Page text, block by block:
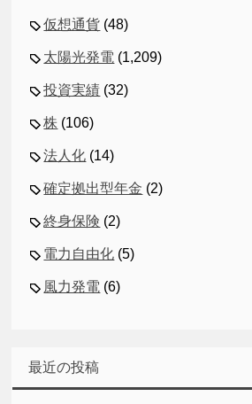
仮想通貨 (48)
太陽光発電 (1,209)
投資実績 (32)
株 (106)
法人化 (14)
確定拠出型年金 (2)
終身保険 (2)
電力自由化 (5)
風力発電 (6)
最近の投稿